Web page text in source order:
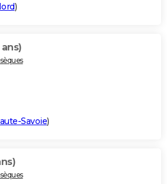
)
ans)
Savoie)